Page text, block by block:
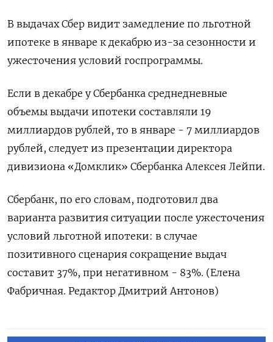
В выдачах Сбер видит замедление по льготной
ипотеке в январе к декабрю из-за сезонности и
ужесточения условий госпрограммы.
Если в декабре у Сбербанка среднедневные
объемы выдачи ипотеки составляли 19
миллиардов рублей, то в январе - 7 миллиардов
рублей, следует из презентации директора
дивизиона «Домклик» Сбербанка Алексея Лейпи.
Сбербанк, по его словам, подготовил два
варианта развития ситуации после ужесточения
условий льготной ипотеки: в случае
позитивного сценария сокращение выдач
составит 37%, при негативном - 83%. (Елена
Фабричная. Редактор Дмитрий Антонов)